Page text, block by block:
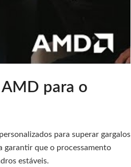
para o
para superar gargalos
garantir que o processamento
estáveis.